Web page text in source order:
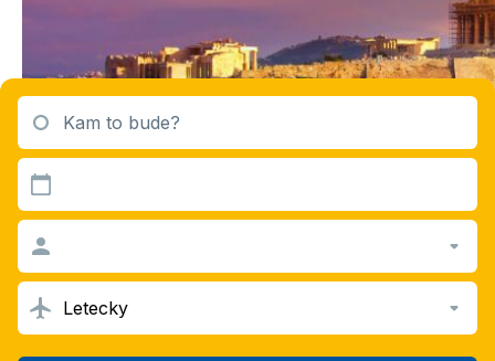
Kam to bude?
Letecky